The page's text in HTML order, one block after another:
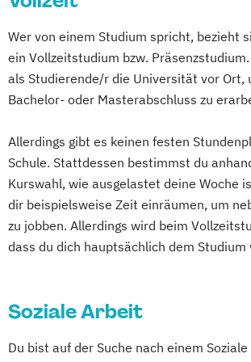
Gesundheitsförderung
Gesundheitsmanagement und
Versorgung
Hebammen
Arbeitsrecht
Information
Medien &
International Sustainable
Internationale
Physiotherapie
Systeme
Bioengineering Bioinformatik
Biomedizinische Analytik
Bioprocess Engineering
Clinical Engineering
Computer Science and Digital
Communications
Diätologie
Elementarpädagogik
Ergotherapie
Gesundheits- und Krankenpflege
Health Studies*
Health Tech and Clinical
Wer von einem Studium spricht, bezieht
ein Vollzeitstudium bzw.
als Studierende/r die Universität vor Ort,
Bachelor- oder Masterabschluss zu
Allerdings gibt es keinen festen
Schule. Stattdessen bestimmst du
Kurswahl, wie ausgelastet deine Woche
dir beispielsweise Zeit einräumen, um
zu jobben. Allerdings wird beim
dass du dich hauptsächlich dem Studium
Soziale Arbeit
Du bist auf der Suche nach einem